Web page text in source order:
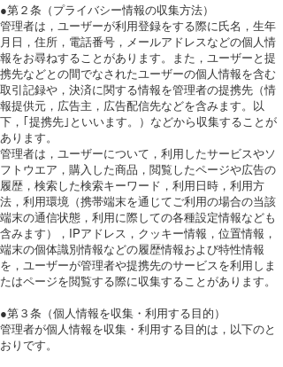
●第２条（プライバシー情報の収集方法）
管理者は，ユーザーが利用登録をする際に氏名，生年
月日，住所，電話番号，メールアドレスなどの個人情
報をお尋ねすることがあります。また，ユーザーと提
携先などとの間でなされたユーザーの個人情報を含む
取引記録や，決済に関する情報を管理者の提携先（情
報提供元，広告主，広告配信先などを含みます。以
下，｢提携先｣といいます。）などから収集することが
あります。
管理者は，ユーザーについて，利用したサービスやソ
フトウエア，購入した商品，閲覧したページや広告の
履歴，検索した検索キーワード，利用日時，利用方
法，利用環境（携帯端末を通じてご利用の場合の当該
端末の通信状態，利用に際しての各種設定情報なども
含みます），IPアドレス，クッキー情報，位置情報，
端末の個体識別情報などの履歴情報および特性情報
を，ユーザーが管理者や提携先のサービスを利用しま
たはページを閲覧する際に収集することがあります。
●第３条（個人情報を収集・利用する目的）
管理者が個人情報を収集・利用する目的は，以下のと
おりです。